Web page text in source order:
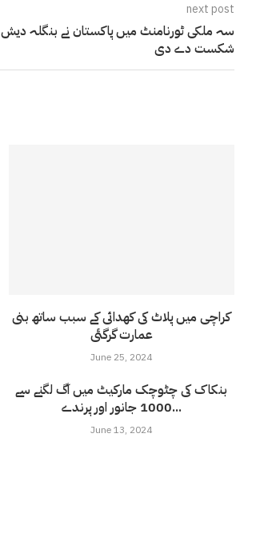
next post
شکست دے دی
کراچی میں پلاٹ کی کھدائی کے سبب ساتھ بنی
عمارت گرگئی
June 25, 2024
بنکاک کی چٹوچک مارکیٹ میں آگ لگنے سے
1000 جانور اور پرندے...
June 13, 2024